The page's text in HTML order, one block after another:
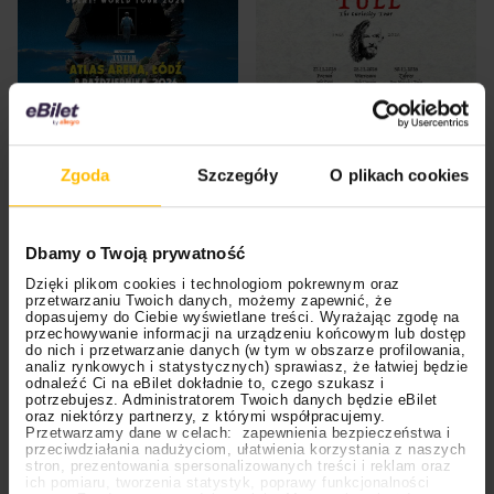
Zgoda Szczegóły O plikach cookies
Dbamy o Twoją prywatność
Dzięki plikom cookies i technologiom pokrewnym oraz
przetwarzaniu Twoich danych, możemy zapewnić, że
dopasujemy do Ciebie wyświetlane treści. Wyrażając zgodę na
przechowywanie informacji na urządzeniu końcowym lub dostęp
do nich i przetwarzanie danych (w tym w obszarze profilowania,
analiz rynkowych i statystycznych) sprawiasz, że łatwiej będzie
odnaleźć Ci na eBilet dokładnie to, czego szukasz i
potrzebujesz. Administratorem Twoich danych będzie eBilet
oraz niektórzy partnerzy, z którymi współpracujemy.
Przetwarzamy dane w celach: zapewnienia bezpieczeństwa i
przeciwdziałania nadużyciom, ułatwienia korzystania z naszych
stron, prezentowania spersonalizowanych treści i reklam oraz
ich pomiaru, tworzenia statystyk, poprawy funkcjonalności
Deep Purple + Jayler
Łódź
Jethro Tull „The Curiosity
Tour”
Poznań, Warszawa, Zabrze
albumem “Rush”,który otworzył im drzwi do szerokiej
eksploracji dźwiękowej, która jest ujęta w 19
albumach studyjnych. Przez te lata trzonem zespołu
był rock progresywny, ale nie zabrakło solidnych
wpływów innych odmian rocka, a nawet heavy metalu.
Co ciekawe, rozpoczęli swoją płytę utworem “Finding
My Way”i szybko stało się jasne, że odnaleźli swoją
ścieżkę, na stałe wpisując się w historię muzyki. Ich
repertuar jest ceniony przez kilka pokoleń słuchaczy